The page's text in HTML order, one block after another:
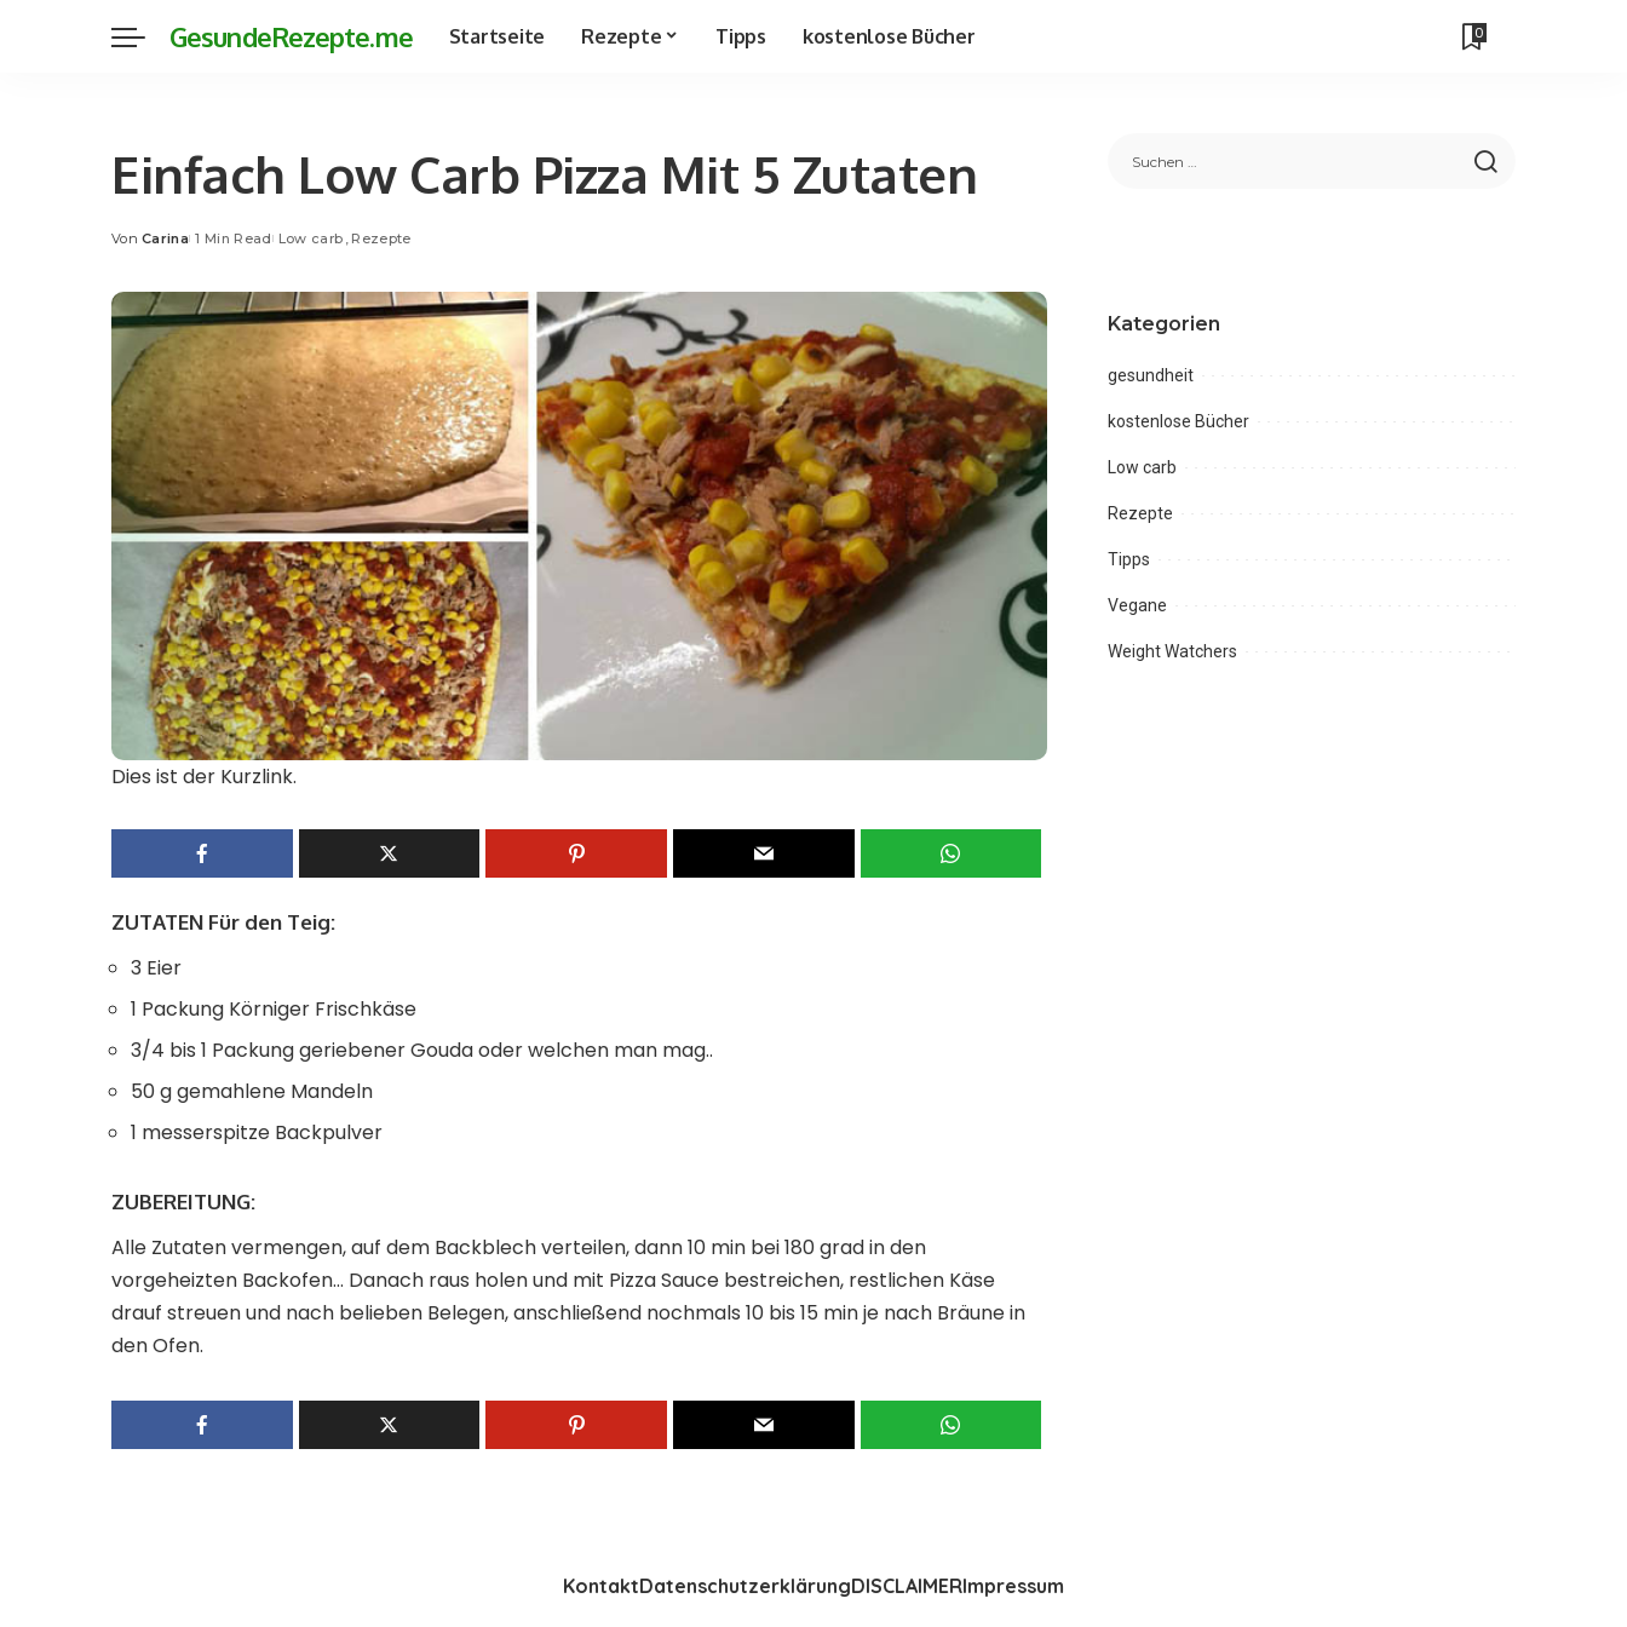
GesundeRezepte.me Startseite Rezepte Tipps kostenlose Bücher 0
Einfach Low Carb Pizza Mit 5 Zutaten
Posted
Von Carina 1 Min Read Low carb Rezepte
Dies ist der Kurzlink.
ZUTATEN Für den Teig:
3 Eier
1 Packung Körniger Frischkäse
3/4 bis 1 Packung geriebener Gouda oder welchen man mag..
50 g gemahlene Mandeln
1 messerspitze Backpulver
ZUBEREITUNG:
Alle Zutaten vermengen, auf dem Backblech verteilen, dann 10 min bei 180 grad in den
vorgeheizten Backofen… Danach raus holen und mit Pizza Sauce bestreichen, restlichen Käse
drauf streuen und nach belieben Belegen, anschließend nochmals 10 bis 15 min je nach Bräune in
den Ofen.
Kategorien
gesundheit
kostenlose Bücher
Low carb
Rezepte
Tipps
Vegane
Weight Watchers
KontaktDatenschutzerklärungDISCLAIMERImpressum